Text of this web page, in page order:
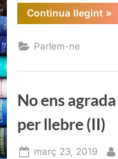
Continua llegint“No
»
Parlem-ne
No ens
per llebre (II)
Posted
març 23, 2019